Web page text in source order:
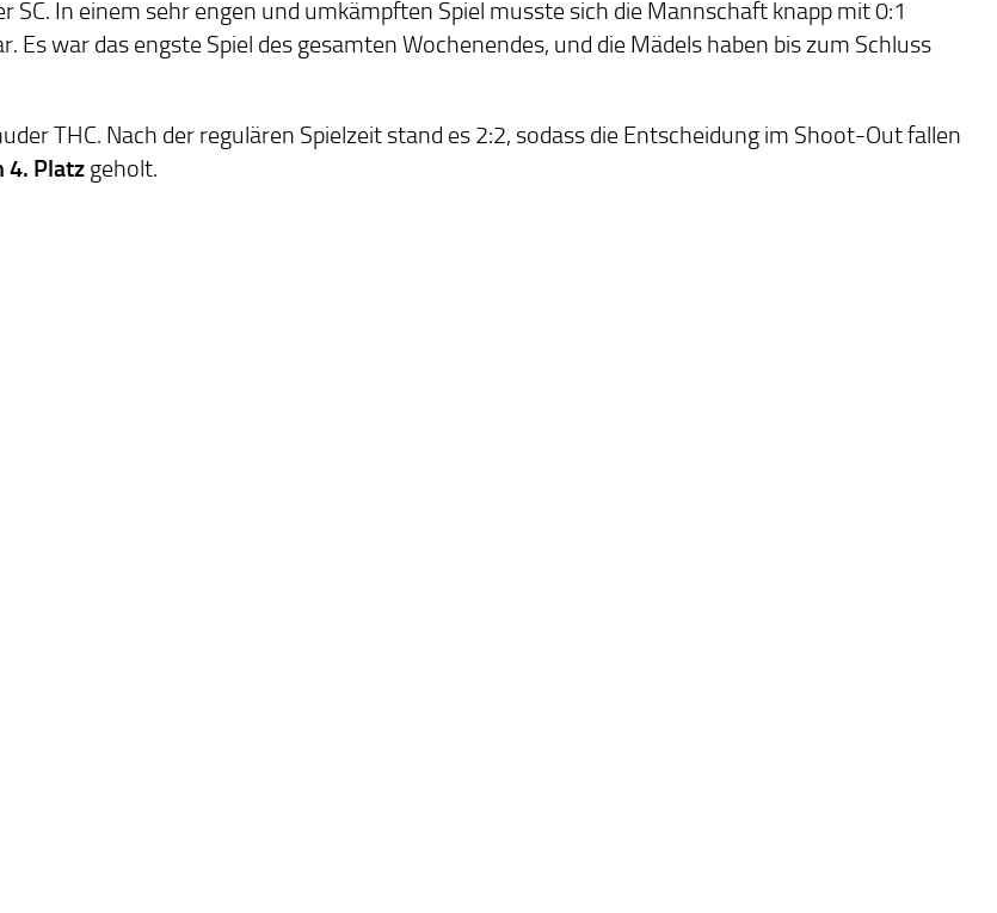
In einem sehr engen und umkämpften Spiel musste sich die Mannschaft knapp mit 0:1
Es war das engste Spiel des gesamten Wochenendes, und die Mädels haben bis zum Schluss
THC. Nach der regulären Spielzeit stand es 2:2, sodass die Entscheidung im Shoot-Out fallen
4. Platz geholt.